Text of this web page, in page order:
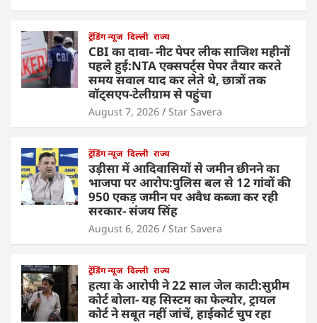
ट्रेंडिंग न्यूज दिल्ली राज्य
CBI का दावा- नीट पेपर लीक साजिश महीनों
पहले हुई:NTA एक्सपर्ट्स पेपर तैयार करते
समय सवाल याद कर लेते थे, छात्रों तक
वॉट्सएप-टेलीग्राम से पहुंचा
August 7, 2026 Star Savera
ट्रेंडिंग न्यूज दिल्ली राज्य
उड़ीसा में आदिवासियों से जमीन छीनने का
भाजपा पर आरोप:पुलिस बल से 12 गांवों की
950 एकड़ जमीन पर अवैध कब्जा कर रही
सरकार- संजय सिंह
August 6, 2026 Star Savera
ट्रेंडिंग न्यूज दिल्ली राज्य
हत्या के आरोपी ने 22 साल जेल काटी:सुप्रीम
कोर्ट बोला- यह सिस्टम का फेल्योर, ट्रायल
कोर्ट ने सबूत नहीं जांचें, हाईकोर्ट चुप रहा